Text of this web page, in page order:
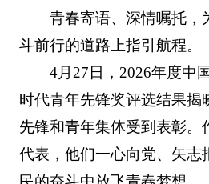
青春寄语、深情嘱托，
斗前行的道路上指引航程。
4月27日，2026年度中
时代青年先锋奖评选结果揭
先锋和青年集体受到表彰。
代表，他们一心向党、矢志